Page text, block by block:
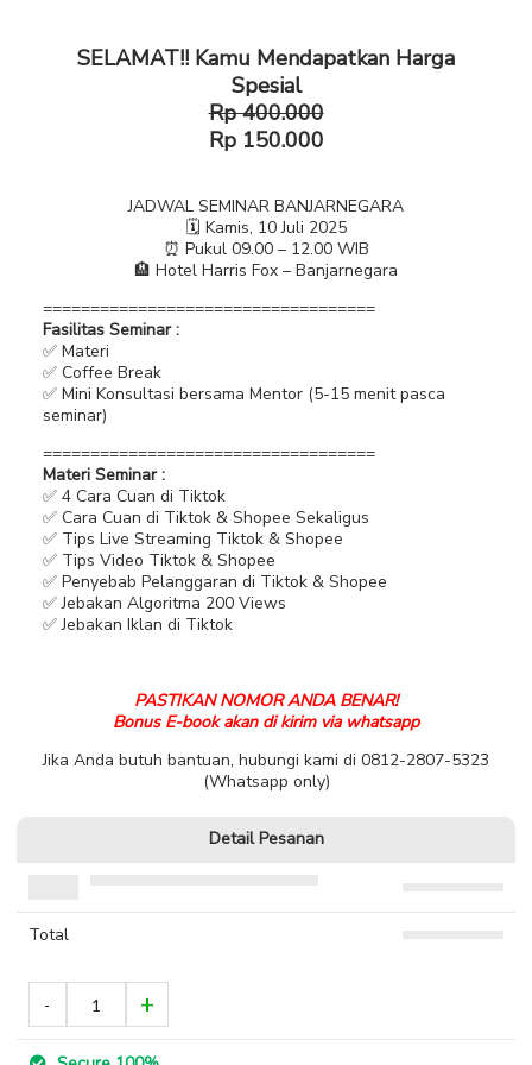
SELAMAT!! Kamu Mendapatkan Harga
Spesial
Rp 400.000
Rp 150.000
JADWAL SEMINAR BANJARNEGARA
🗓 Kamis, 10 Juli 2025
⏰ Pukul 09.00 – 12.00 WIB
🏨 Hotel Harris Fox – Banjarnegara
===================================
Fasilitas Seminar :
✅ Materi
✅ Coffee Break
✅ Mini Konsultasi bersama Mentor (5-15 menit pasca
seminar)
===================================
Materi Seminar :
✅ 4 Cara Cuan di Tiktok
✅ Cara Cuan di Tiktok & Shopee Sekaligus
✅ Tips Live Streaming Tiktok & Shopee
✅ Tips Video Tiktok & Shopee
✅ Penyebab Pelanggaran di Tiktok & Shopee
✅ Jebakan Algoritma 200 Views
✅ Jebakan Iklan di Tiktok
PASTIKAN NOMOR ANDA BENAR!
Bonus E-book akan di kirim via whatsapp
Jika Anda butuh bantuan, hubungi kami di 0812-2807-5323
(Whatsapp only)
Detail Pesanan
Total